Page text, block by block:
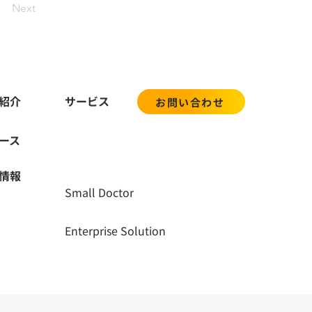
Next
介
ス
報
サービス お問い合わせ
Small Doctor
Enterprise Solution